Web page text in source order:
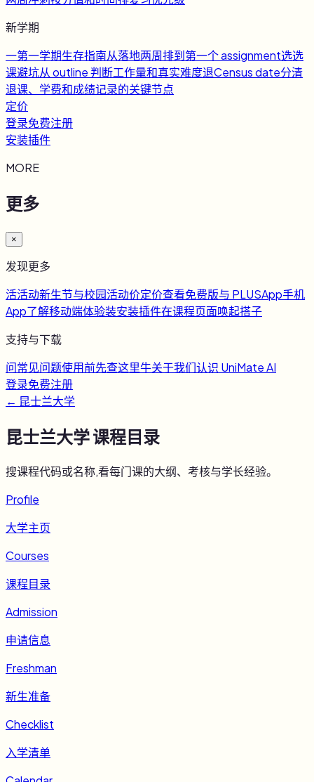
新学期
一第一学期生存指南从落地两周排到第一个 assignment选选
课避坑从 outline 判断工作量和真实难度退Census date分清
退课、学费和成绩记录的关键节点
定价
登录免费注册
安装插件
MORE
更多
×
发现更多
活活动新生节与校园活动价定价查看免费版与 PLUSApp手机
App了解移动端体验装安装插件在课程页面唤起搭子
支持与下载
问常见问题使用前先查这里牛关于我们认识 UniMate AI
登录免费注册
← 昆士兰大学
昆士兰大学课程目录
搜课程代码或名称,看每门课的大纲、考核与学长经验。
Profile
大学主页
Courses
课程目录
Admission
申请信息
Freshman
新生准备
Checklist
入学清单